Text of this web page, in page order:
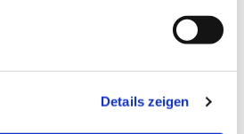
Details zeigen